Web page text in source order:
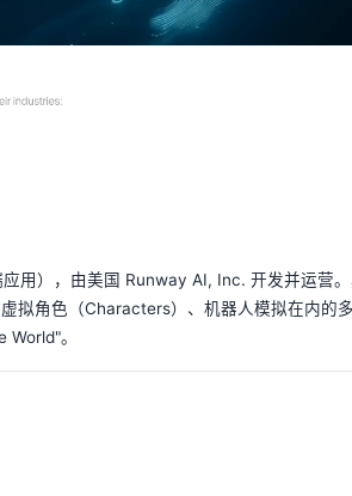
用），由美国 Runway AI, Inc. 开发并运营
拟角色（Characters）、机器人模拟在内的
。